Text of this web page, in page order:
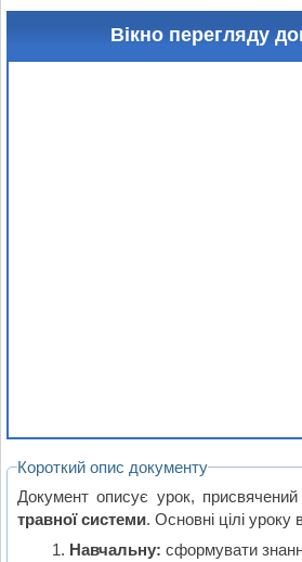
Вікно перегляду
Короткий опис документу
Документ описує урок,
травної системи. Основні цілі
Навчальну: сформувати